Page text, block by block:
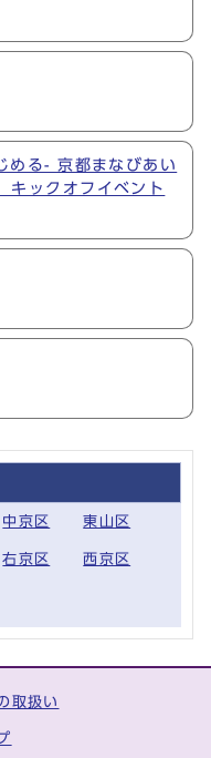
める- 京都まなびあい
キックオフイベント
中京区 東山区
右京区 西京区
取扱い